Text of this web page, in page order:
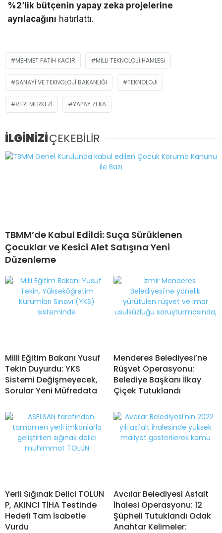
%2’lik bütçenin yapay zeka projelerine
ayrılacağını hatırlattı.
MEHMET FATIH KACIR MILLI TEKNOLOJI HAMLESI
SANAYI VE TEKNOLOJI BAKANLIĞI TEKNOLOJI
VERI MERKEZI YAPAY ZEKA
İLGİNİZİÇEKEBİLİR
TBMM’de Kabul Edildi: Suça Sürüklenen
Çocuklar ve Kesici Alet Satışına Yeni
Düzenleme
Milli Eğitim Bakanı Yusuf
Tekin Duyurdu: YKS
Sistemi Değişmeyecek,
Sorular Yeni Müfredata
Menderes Belediyesi’ne
Rüşvet Operasyonu:
Belediye Başkanı İlkay
Çiçek Tutuklandı
Yerli Sığınak Delici TOLUN
P, AKINCI TİHA Testinde
Hedefi Tam İsabetle
Vurdu
Avcılar Belediyesi Asfalt
İhalesi Operasyonu: 12
Şüpheli Tutuklandı Odak
Anahtar Kelimeler: